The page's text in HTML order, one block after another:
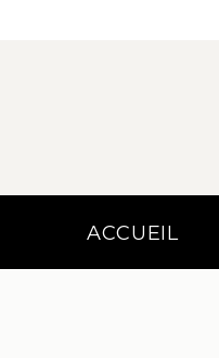
ACCUEIL